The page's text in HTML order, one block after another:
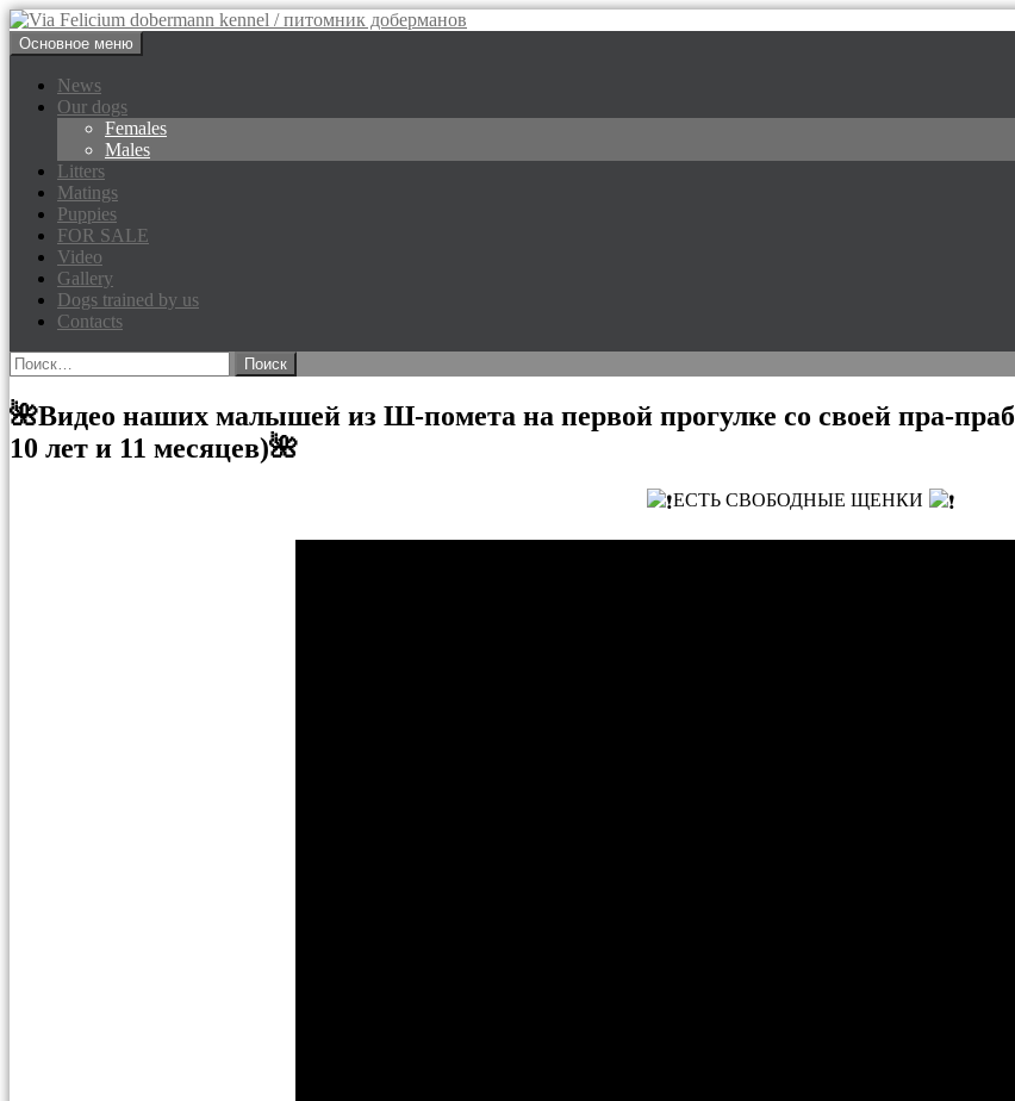
Via Felicium dobermann kennel / питомник доберманов
Основное меню
к
News
Our dogs
Females
Males
Litters
Matings
Puppies
FOR SALE
Video
Gallery
Dogs trained by us
Contacts
Найти:
🌺Видео наших малышей из Ш-помета на первой прогулке со своей пра-
10 лет и 11 месяцев)🌺
️ЕСТЬ СВОБОДНЫЕ ЩЕНКИ